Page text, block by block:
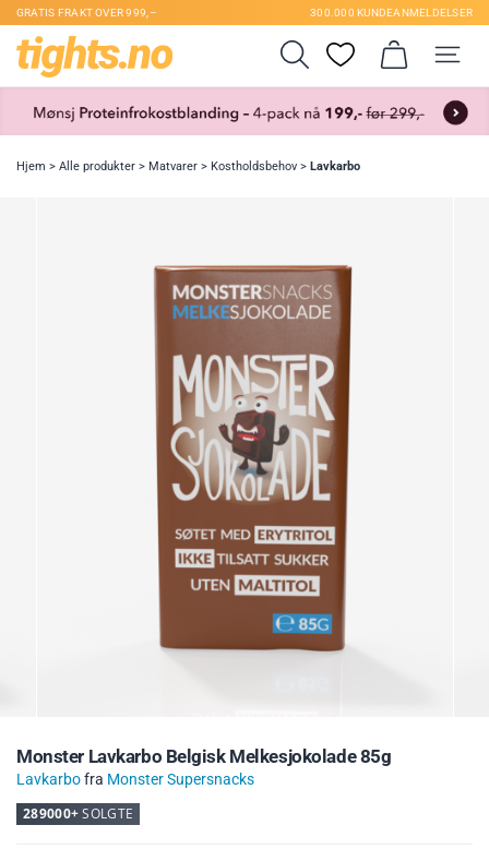
GRATIS FRAKT OVER 999,– 300.000 KUNDEANMELDELSER
Hjem > Alle produkter > Matvarer > Kostholdsbehov > Lavkarbo
Monster Lavkarbo Belgisk Melkesjokolade 85g
Lavkarbofra Monster Supersnacks
289000+SOLGTE